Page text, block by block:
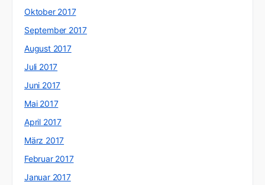
Oktober 2017
September 2017
August 2017
Juli 2017
Juni 2017
Mai 2017
April 2017
März 2017
Februar 2017
Januar 2017